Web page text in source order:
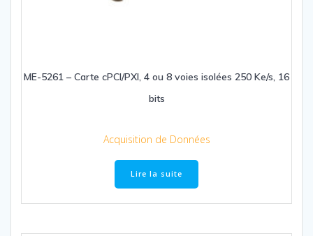
ME-5261 – Carte cPCI/PXI, 4 ou 8 voies isolées 250 Ke/s, 16
bits
Acquisition de Données
Lire la suite